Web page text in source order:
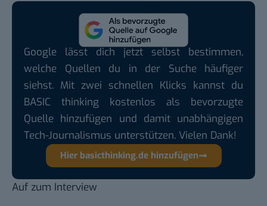
Google lässt dich jetzt selbst bestimmen,
welche Quellen du in der Suche häufiger
siehst. Mit zwei schnellen Klicks kannst du
BASIC thinking kostenlos als bevorzugte
Quelle hinzufügen und damit unabhängigen
Tech-Journalismus unterstützen. Vielen Dank!
Hier basicthinking.de hinzufügen
Auf zum Interview